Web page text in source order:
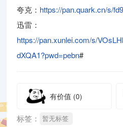
夸克： https://pan.quark.cn/s/
迅雷：
https://pan.xunlei.com/s/
dXQA1?pwd=pebn#
有价值 (0)
标签： 暂无标签